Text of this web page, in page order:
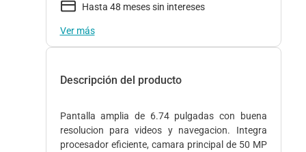
Hasta 48 meses sin intereses
Ver más
Descripción del producto
Pantalla amplia de 6.74 pulgadas con buena
resolucion para videos y navegacion. Integra
procesador eficiente, camara principal de 50 MP